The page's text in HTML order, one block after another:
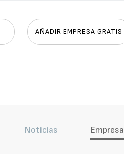
AÑADIR EMPRESA GRATIS
Noticias Empresa